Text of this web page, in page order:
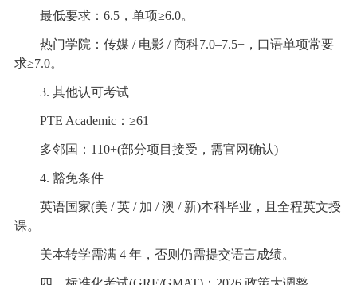
最低要求：6.5，单项≥6.0。
热门学院：传媒 / 电影 / 商科7.0–7.5+，口语单项常要
求≥7.0。
3. 其他认可考试
PTE Academic：≥61
多邻国：110+(部分项目接受，需官网确认)
4. 豁免条件
英语国家(美 / 英 / 加 / 澳 / 新)本科毕业，且全程英文授
课。
美本转学需满 4 年，否则仍需提交语言成绩。